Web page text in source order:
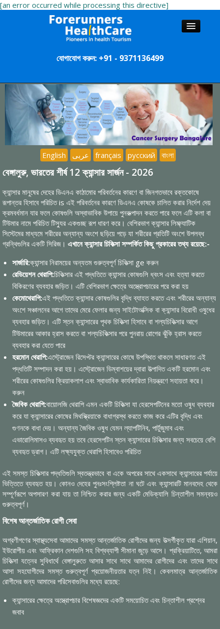
[an error occurred while processing this directive]
যোগাযোগ করুন: +91 - 9371136499
বাড়ি
শল্যবিদ
হাসপাতাল
ভ্রমণব্যবস্থা
English عربى français русский বাংলা
বেঙ্গালুরু, ভারতের শীর্ষ 12 ক্যান্সার সার্জন - 2026
ক্যান্সার মানুষের দেহের ডিএনএ কাঠামোর পরিবর্তনের কারণে বা জিনগতভাবে রক্তকোষে
রূপান্তর হিসাবে পরিচিত is এই পরিবর্তনের কারণে ডিএনএ কোষকে চালিত করার নির্দেশ দেয়
ক্রমবর্ধমান যার ফলে কোষগুলি অস্বাভাবিক উপায়ে পুনরুত্পাদন করতে পারে ফলে এটি কলা বা
টিউমার নামে পরিচিত টিস্যুর একগুচ্ছ রূপ ধারণ করে। বেশিরভাগ ক্যান্সার লিম্ফ্যাটিক
সিস্টেমের মাধ্যমে শরীরের অন্যান্য অংশে ছড়িয়ে পড়ে যা শরীরের প্রতিটি অংশে উপলব্ধ
গ্রন্থিগুলির একটি সিরিজ। এখানে ক্যান্সার চিকিত্সা সম্পর্কিত কিছু প্রকারের তথ্য রয়েছে:-
সার্জারি:ক্যান্সার নিরাময়ের অন্যতম গুরুত্বপূর্ণ চিকিত্সা ge করুন
রেডিয়েশন থেরাপি:চিকিত্সার এই পদ্ধতিতে ক্যান্সার কোষগুলি ধ্বংস এবং হত্যা করতে
বিকিরণের ব্যবহার জড়িত। এটি বেশিরভাগ ক্ষেত্রে অস্ত্রোপচারের পরে করা হয়
কেমোথেরাপি:এই পদ্ধতিতে ক্যান্সার কোষগুলির বৃদ্ধি ব্যাহত করতে এবং শরীরের অন্যান্য
অংশে সঞ্চালনের আগে তাদের মেরে ফেলার জন্য সাইটোঅক্সিক বা ক্যান্সার বিরোধী ওষুধের
ব্যবহার জড়িত। এটি স্তন ক্যান্সারের পৃথক চিকিত্সা হিসাবে বা শল্যচিকিত্সার আগে
টিউমারের আকার হ্রাস করতে বা শল্যচিকিত্সার পরে পুনরায় রোগের ঝুঁকি হ্রাস করতে
ব্যবহার করা যেতে পারে
হরমোন থেরাপি:এস্ট্রোজেন রিসেপ্টর ক্যান্সারের কোষে উপস্থিত থাকলে সাধারণত এই
পদ্ধতিটি সম্পাদন করা হয়। এস্ট্রোজেন ডিম্বাশয়ের দ্বারা উত্পাদিত একটি হরমোন এবং
শরীরের কোষগুলির ক্রিয়াকলাপ এবং স্বাভাবিক কার্যকারিতা নিয়ন্ত্রণে সহায়তা করে।
করুন
জৈবিক থেরাপি:বায়োলজি থেরাপি এমন একটি চিকিত্সা যা হেরসেপটিনের মতো ওষুধ ব্যবহার
করে যা ক্যান্সারের কোষের মিথস্ক্রিয়াকে বাধাগ্রস্থ করতে কাজ করে এটির বৃদ্ধি এবং
গুণনকে বাধা দেয়। অন্যান্য জৈবিক ওষুধ যেমন ল্যাপটিনিব, পার্টুজুমাব এবং
এভারোলিমাসও ব্যবহৃত হয় তবে হেরসেপটিন স্তন ক্যান্সারের চিকিত্সার জন্য সবচেয়ে বেশি
ব্যবহৃত ড্রাগ। এটি লক্ষ্যযুক্ত থেরাপি হিসাবেও পরিচিত
এই সমস্ত চিকিত্সার পদ্ধতিগুলি স্বতন্ত্রভাবে বা একে অপরের সাথে একসাথে ক্যান্সারের পর্যায়ে
ভিত্তিতে ব্যবহৃত হয়। কোনও দেহের পুনঃসংশ্লিষ্টতা না ঘটে এবং ক্যান্সারটি মানবদেহ থেকে
সম্পূর্ণরূপে অপসারণ করা যায় তা নিশ্চিত করার জন্য একটি মেডিক্যালি চিন্তাশীল সমন্বয়ও
গুরুত্বপূর্ণ।
বিশেষ আন্তর্জাতিক রোগী সেবা
অগ্রণীগণের স্বাস্থ্যসেবা আমাদের সমস্ত আন্তর্জাতিক রোগীদের জন্য উত্সর্গীকৃত যারা এশিয়ান,
ইউরোপীয় এবং আফ্রিকান দেশগুলি সহ বিশ্বব্যাপী সীমানা জুড়ে আসে। প্রক্রিয়াটিতে, আমরা
চিকিত্সা যত্নের সুবিধার্থে বেঙ্গালুরুতে আসার সাথে সাথে আমাদের রোগীদের এবং তাদের সাথে
আসা সহযোগীদের সমস্ত গুরুত্বপূর্ণ প্রয়োজনীয়তার যত্ন নিই। কেবলমাত্র আন্তর্জাতিক
রোগীদের জন্য আমাদের পরিসেবাগুলির মধ্যে রয়েছে:
ক্যান্সারের ক্ষেত্রে অস্ত্রোপচার বিশেষজ্ঞদের একটি সময়োচিত এবং চিন্তাশীল প্রশ্নের
জবাব